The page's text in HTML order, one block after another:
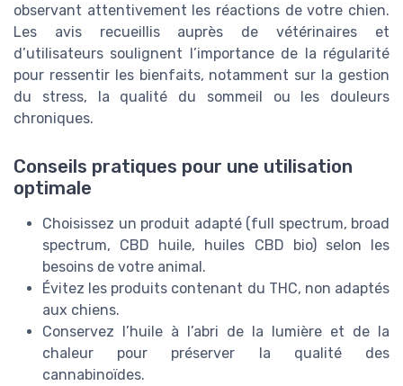
observant attentivement les réactions de votre chien.
Les avis recueillis auprès de vétérinaires et
d’utilisateurs soulignent l’importance de la régularité
pour ressentir les bienfaits, notamment sur la gestion
du stress, la qualité du sommeil ou les douleurs
chroniques.
Conseils pratiques pour une utilisation
optimale
Choisissez un produit adapté (full spectrum, broad
spectrum, CBD huile, huiles CBD bio) selon les
besoins de votre animal.
Évitez les produits contenant du THC, non adaptés
aux chiens.
Conservez l’huile à l’abri de la lumière et de la
chaleur pour préserver la qualité des
cannabinoïdes.